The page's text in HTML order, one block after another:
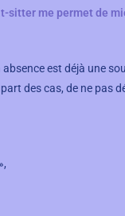
me permet de
est déjà une
des cas, de ne pas